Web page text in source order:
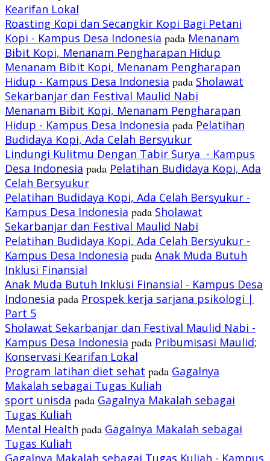
Kearifan Lokal
Roasting Kopi dan Secangkir Kopi Bagi Petani
Kopi - Kampus Desa Indonesia pada Menanam
Bibit Kopi, Menanam Pengharapan Hidup
Menanam Bibit Kopi, Menanam Pengharapan
Hidup - Kampus Desa Indonesia pada Sholawat
Sekarbanjar dan Festival Maulid Nabi
Menanam Bibit Kopi, Menanam Pengharapan
Hidup - Kampus Desa Indonesia pada Pelatihan
Budidaya Kopi, Ada Celah Bersyukur
Lindungi Kulitmu Dengan Tabir Surya - Kampus
Desa Indonesia pada Pelatihan Budidaya Kopi, Ada
Celah Bersyukur
Pelatihan Budidaya Kopi, Ada Celah Bersyukur -
Kampus Desa Indonesia pada Sholawat
Sekarbanjar dan Festival Maulid Nabi
Pelatihan Budidaya Kopi, Ada Celah Bersyukur -
Kampus Desa Indonesia pada Anak Muda Butuh
Inklusi Finansial
Anak Muda Butuh Inklusi Finansial - Kampus Desa
Indonesia pada Prospek kerja sarjana psikologi |
Part 5
Sholawat Sekarbanjar dan Festival Maulid Nabi -
Kampus Desa Indonesia pada Pribumisasi Maulid;
Konservasi Kearifan Lokal
Program latihan diet sehat pada Gagalnya
Makalah sebagai Tugas Kuliah
sport unisda pada Gagalnya Makalah sebagai
Tugas Kuliah
Mental Health pada Gagalnya Makalah sebagai
Tugas Kuliah
Gagalnya Makalah sebagai Tugas Kuliah - Kampus